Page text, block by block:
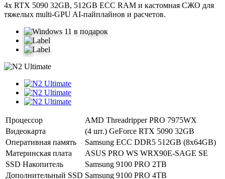
4x RTX 5090 32GB, 512GB ECC RAM и кастомная СЖО для
тяжелых multi-GPU AI-пайплайнов и расчетов.
Процессор
AMD Threadripper PRO 7975WX
Видеокарта
(4 шт.) GeForce RTX 5090 32GB
Оперативная память
Samsung ECC DDR5 512GB (8x64GB)
Материнская плата
ASUS PRO WS WRX90E-SAGE SE
SSD Накопитель
Samsung 9100 PRO 2TB
Дополнительный SSD Samsung 9100 PRO 4TB